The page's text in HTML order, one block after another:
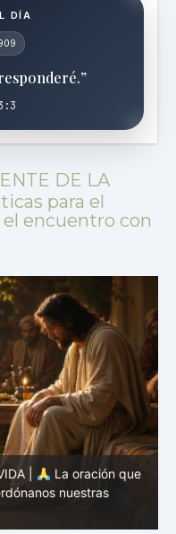
DÍA
DE LA
para el
encuentro con
|
La oración que
nuestras